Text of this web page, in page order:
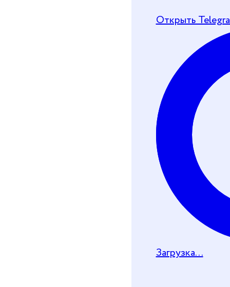
и перейти на
Хочу получить
Телеграм-бот
Почту
Открыть
Загрузка...